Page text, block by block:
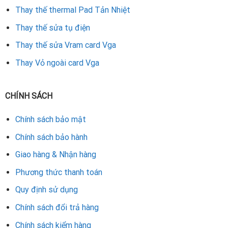
Thay thế thermal Pad Tản Nhiệt
Thay thế sửa tụ điện
Thay thế sửa Vram card Vga
Thay Vỏ ngoài card Vga
CHÍNH SÁCH
Chính sách bảo mật
Chính sách bảo hành
Giao hàng & Nhận hàng
Phương thức thanh toán
Quy định sử dụng
Chính sách đổi trả hàng
Chính sách kiểm hàng